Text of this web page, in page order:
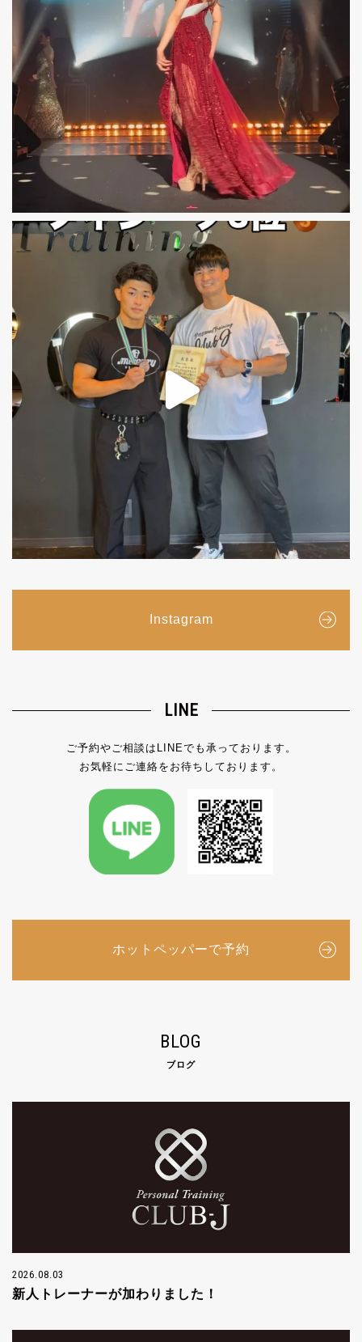
Instagram
LINE
ご予約やご相談はLINEでも承っております。
お気軽にご連絡をお待ちしております。
ホットペッパーで予約
BLOG
ブログ
2026.08.03
新人トレーナーが加わりました！